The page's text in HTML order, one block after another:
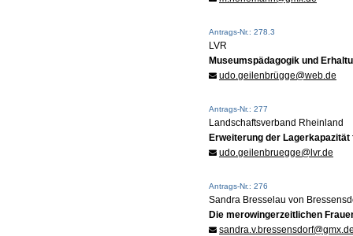
Antrags-Nr.: 278.3
LVR
Museumspädagogik und
udo.geilenbrügge@web.de
Antrags-Nr.: 277
Landschaftsverband Rheinland
Erweiterung der
udo.geilenbruegge@lvr.de
Antrags-Nr.: 276
Sandra Bresselau von
Die merowingerzeitlichen